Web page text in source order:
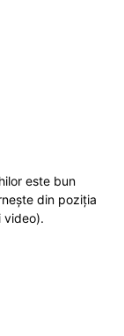
este bun
din poziția
video).